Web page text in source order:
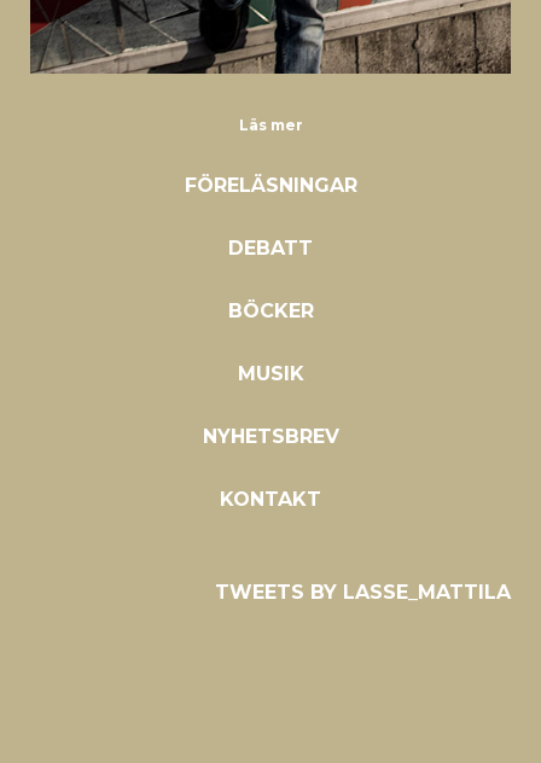
Läs mer
FÖRELÄSNINGAR
DEBATT
BÖCKER
MUSIK
NYHETSBREV
KONTAKT
TWEETS BY LASSE_MATTILA